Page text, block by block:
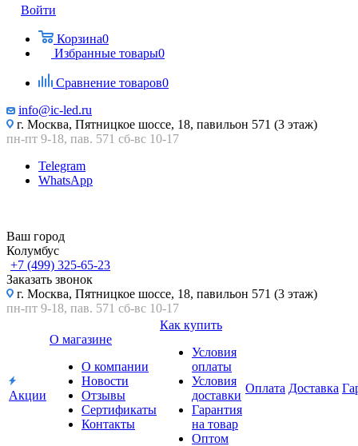
Войти
Корзина0
Избранные товары0
Сравнение товаров0
info@ic-led.ru
г. Москва, Пятницкое шоссе, 18, павильон 571 (3 этаж)
пн-пт 9-18, пав. 571 сб-вс 10-17
Telegram
WhatsApp
Ваш город
Колумбус
+7 (499) 325-65-23
Заказать звонок
г. Москва, Пятницкое шоссе, 18, павильон 571 (3 этаж)
пн-пт 9-18, пав. 571 сб-вс 10-17
Акции
О магазине
О компании
Новости
Отзывы
Сертификаты
Контакты
Как купить
Условия
оплаты
Условия
доставки
Гарантия
на товар
Оптом
Оплата Доставка